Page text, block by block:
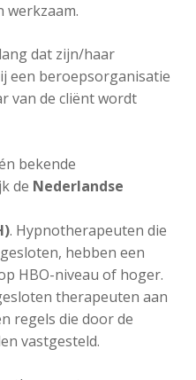
dat zijn/haar
een beroepsorganisatie
van de cliënt wordt
bekende
de Nederlandse
. Hypnotherapeuten die
hebben een
HBO-niveau of hoger.
therapeuten aan
regels die door de
vastgesteld.